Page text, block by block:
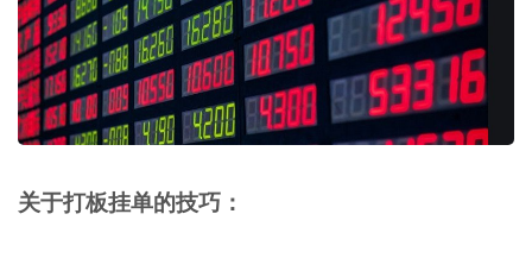
关于打板挂单的技巧：